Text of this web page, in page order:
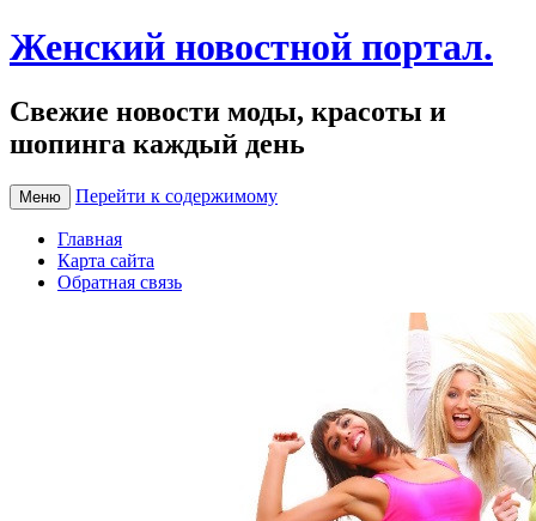
Женский новостной портал.
Свежие новости моды, красоты и
шопинга каждый день
Меню Перейти к содержимому
Главная
Карта сайта
Обратная связь